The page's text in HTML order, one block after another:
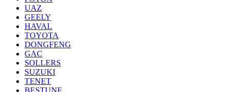
UAZ
GEELY
HAVAL
TOYOTA
DONGFENG
GAC
SOLLERS
SUZUKI
TENET
BESTUNE